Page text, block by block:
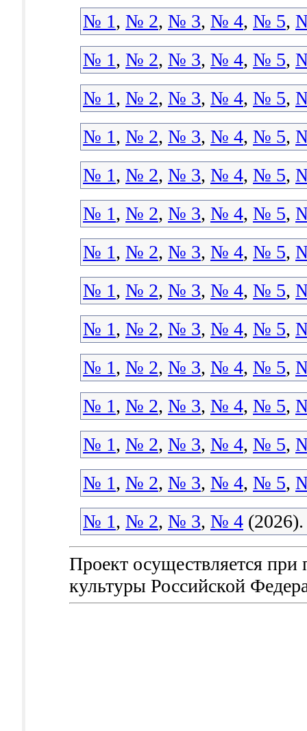
№ 1, № 2, № 3, № 4, № 5,
№ 1, № 2, № 3, № 4, № 5,
№ 1, № 2, № 3, № 4, № 5,
№ 1, № 2, № 3, № 4, № 5,
№ 1, № 2, № 3, № 4, № 5,
№ 1, № 2, № 3, № 4, № 5,
№ 1, № 2, № 3, № 4, № 5,
№ 1, № 2, № 3, № 4, № 5,
№ 1, № 2, № 3, № 4, № 5,
№ 1, № 2, № 3, № 4, № 5,
№ 1, № 2, № 3, № 4, № 5,
№ 1, № 2, № 3, № 4, № 5,
№ 1, № 2, № 3, № 4, № 5,
№ 1, № 2, № 3, № 4 (2026).
Проект осуществляется
культуры Российской